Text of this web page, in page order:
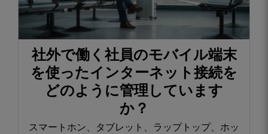
社外で働く社員のモバイル端末
を使ったインターネット接続を
どのように管理しています
か？​
スマートホン、タブレット、ラップトップ、ホッ